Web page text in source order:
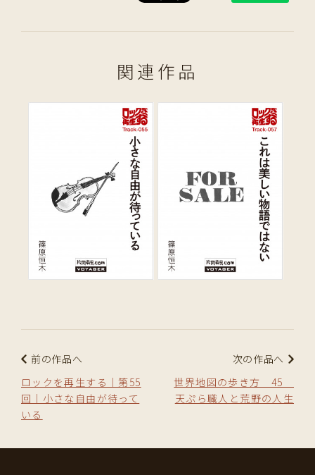
関連作品
前の作品へ
ロックを再生する｜第55
回｜小さな自由が待って
いる
次の作品へ
世界地図の歩き方 45
天ぷら職人と荒野の人生